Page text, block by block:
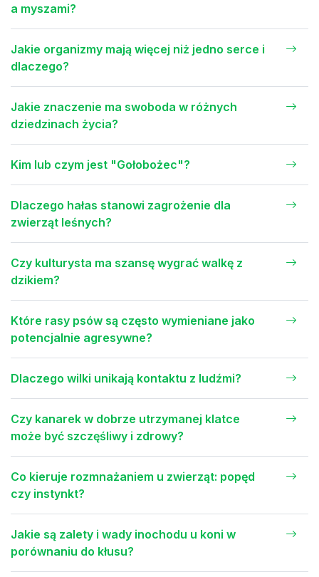
a myszami?
Jakie organizmy mają więcej niż jedno serce i
dlaczego?
Jakie znaczenie ma swoboda w różnych
dziedzinach życia?
Kim lub czym jest "Gołobożec"?
Dlaczego hałas stanowi zagrożenie dla
zwierząt leśnych?
Czy kulturysta ma szansę wygrać walkę z
dzikiem?
Które rasy psów są często wymieniane jako
potencjalnie agresywne?
Dlaczego wilki unikają kontaktu z ludźmi?
Czy kanarek w dobrze utrzymanej klatce
może być szczęśliwy i zdrowy?
Co kieruje rozmnażaniem u zwierząt: popęd
czy instynkt?
Jakie są zalety i wady inochodu u koni w
porównaniu do kłusu?